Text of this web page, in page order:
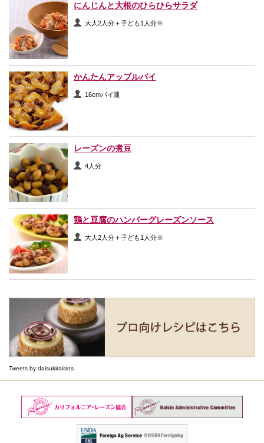
にんじんと大根のひらひらサラダ
大人2人分＋子ども1人分※
かんたんアップルパイ
16cmパイ皿
レーズンの煮豆
4人分
鶏と豆腐のハンバーグレーズンソース
大人2人分＋子ども1人分※
Tweets by daisukiraisins